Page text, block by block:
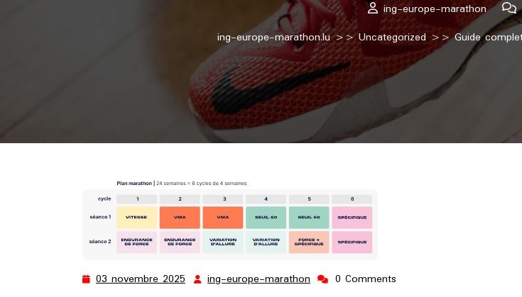
ing-europe-marathon
ing-europe-marathon.lu>>Uncategorized>> Guide complet
03 novembre 2025 03 ing-europe-marathon ing- 0 Comments